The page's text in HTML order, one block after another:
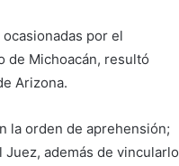
por el
de Michoacán, resultó
Arizona.
la orden de aprehensión;
además de vincularlo